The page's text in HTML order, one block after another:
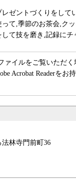
ゼントづくりをして
て,季節のお茶会,ク
て技を磨き,記録にチ
ァイルをご覧いただく
Acrobat Readerを
林寺門前町36